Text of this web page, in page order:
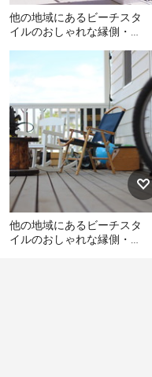
えます。ただ、明確な
本家屋や和室の場合は
建物なら「(ウッド) デ
縁側のある家のメリッ
ビーチスタイル縁側を
ると、建物の室内と外
し出してくれます。ま
夏は日よけの役割を果
防ぐので、涼しく過ご
日当たりが良く、居心
ります。また、外が近
変わりを楽しむことが
他の地域にあるビーチスタ
イルのおしゃれな縁側・ポ
他の地域にあるビーチス
イルのおしゃれな縁側・
ーチ (タイル敷き、パーゴ
の写真
他の地域にあるビーチスタ
イルのおしゃれな縁側・ポ